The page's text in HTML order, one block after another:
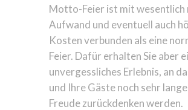
Motto-Feier ist mit wesentlich
Aufwand und eventuell auch
Kosten verbunden als eine
Feier. Dafür erhalten Sie aber
unvergessliches Erlebnis, an
und Ihre Gäste noch sehr
Freude zurückdenken werden.